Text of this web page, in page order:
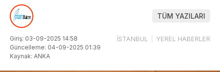
TÜM YAZILARI
Giriş: 03-09-2025 14:58
Güncelleme: 04-09-2025 01:39
Kaynak: ANKA
İSTANBUL YEREL HABERLER